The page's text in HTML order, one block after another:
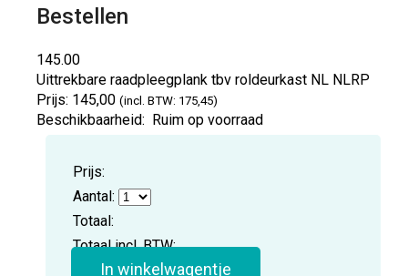
Bestellen
145.00
Uittrekbare raadpleegplank tbv roldeurkast NL NLRP
Prijs: 145,00 (incl. BTW: 175,45)
Beschikbaarheid: Ruim op voorraad
Prijs:
Aantal:
Totaal:
Totaal incl. BTW:
In winkelwagentje